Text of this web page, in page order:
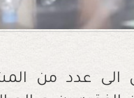
الى عدد من